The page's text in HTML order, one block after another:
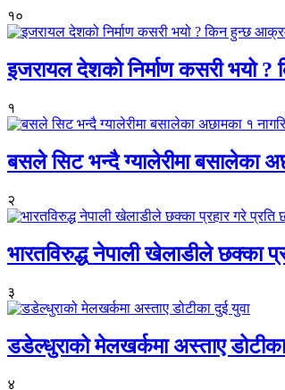
१०
इजरायल देशको निर्माण कसरी भयो
१
बसले सिट भन्दै ग्यालेरीमा बसालेका
२
भारतविरुद्ध नेपाली खेलाडीले छक्का
३
डडेल्धुराको मेलखर्कमा अस्ताए
४